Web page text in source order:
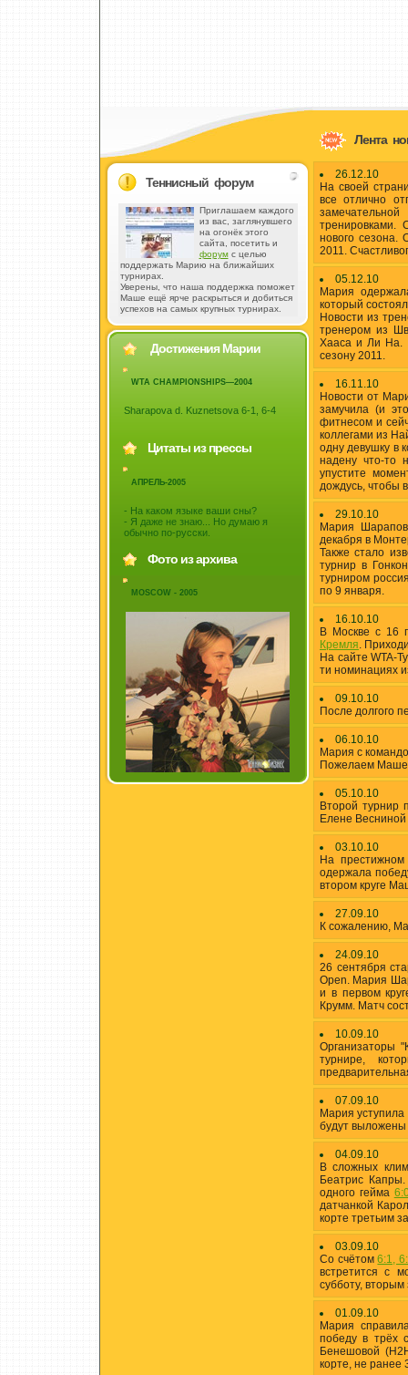
Теннисный форум
Приглашаем каждого
из вас, заглянувшего
на огонёк этого
сайта, посетить и
форумс целью
поддержать Марию на ближайших
турнирах.
Уверены, что наша поддержка поможет
Маше ещё ярче раскрыться и добиться
успехов на самых крупных турнирах.
Достижения Марии
WTA CHAMPIONSHIPS—2004
Sharapova d. Kuznetsova 6-1, 6-4
Цитаты из прессы
АПРЕЛЬ-2005
- На каком языке ваши сны?
- Я даже не знаю... Но думаю я
обычно по-русски.
Фото из архива
MOSCOW - 2005
Лента
26.12.10
На своей
все отлично
тренировками.
нового сезона.
2011.
05.12.10
Мария
который
Новости из
тренером из
Хааса и Ли На.
сезону 2011.
16.11.10
Новости от
замучила (и
фитнесом и
коллегами из
одну девушку в
надену что-то
упустите
дождусь, чтобы
29.10.10
Мария
декабря в
Также стало
турнир в
турниром
по 9 января.
16.10.10
В Москве с 16
Кремля.
На сайте WTA-
ти номинациях
09.10.10
После долгого
06.10.10
Мария с
Пожелаем Маше
05.10.10
Второй турнир
Елене Весниной
03.10.10
На
одержала
втором круге
27.09.10
К сожалению,
24.09.10
26 сентября
Open. Мария
и в первом
Крумм. Матч
10.09.10
Организаторы
турнире,
07.09.10
Мария
будут
04.09.10
В сложных
Беатрис
одного гейма
датчанкой
корте третьим
03.09.10
Со счётом6:1,
встретится с
субботу,
01.09.10
Мария
победу в трёх
Бенешовой
корте, не ранее